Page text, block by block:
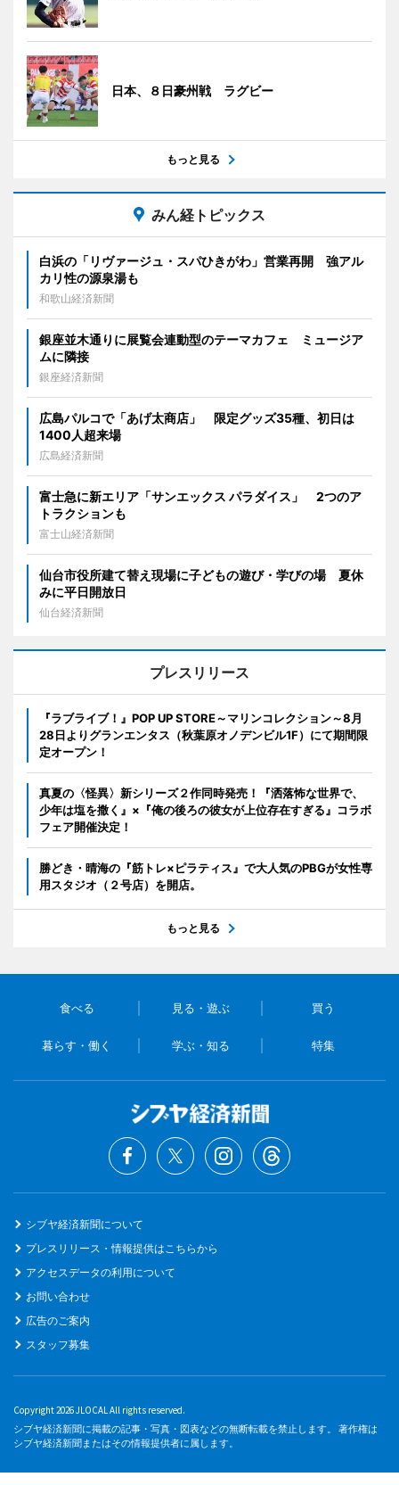
日本、８日豪州戦 ラグビー
もっと見る
みん経トピックス
白浜の「リヴァージュ・スパひきがわ」営業再開 強アル
カリ性の源泉湯も
和歌山経済新聞
銀座並木通りに展覧会連動型のテーマカフェ ミュージア
ムに隣接
銀座経済新聞
広島パルコで「あげ太商店」 限定グッズ35種、初日は
1400人超来場
広島経済新聞
富士急に新エリア「サンエックス パラダイス」 2つのア
トラクションも
富士山経済新聞
仙台市役所建て替え現場に子どもの遊び・学びの場 夏休
みに平日開放日
仙台経済新聞
プレスリリース
『ラブライブ！』POP UP STORE～マリンコレクション～8月
28日よりグランエンタス（秋葉原オノデンビル1F）にて期間限
定オープン！
真夏の〈怪異〉新シリーズ２作同時発売！『洒落怖な世界で、
少年は塩を撒く』×『俺の後ろの彼女が上位存在すぎる』コラボ
フェア開催決定！
勝どき・晴海の『筋トレ×ピラティス』で大人気のPBGが女性専
用スタジオ（２号店）を開店。
もっと見る
食べる 見る・遊ぶ 買う
暮らす・働く 学ぶ・知る 特集
シブヤ経済新聞について
プレスリリース・情報提供はこちらから
アクセスデータの利用について
お問い合わせ
広告のご案内
スタッフ募集
Copyright 2026 JLOCAL All rights reserved.
シブヤ経済新聞に掲載の記事・写真・図表などの無断転載を禁止します。 著作権は
シブヤ経済新聞またはその情報提供者に属します。